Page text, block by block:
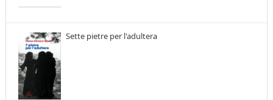
Sette pietre per l'adultera